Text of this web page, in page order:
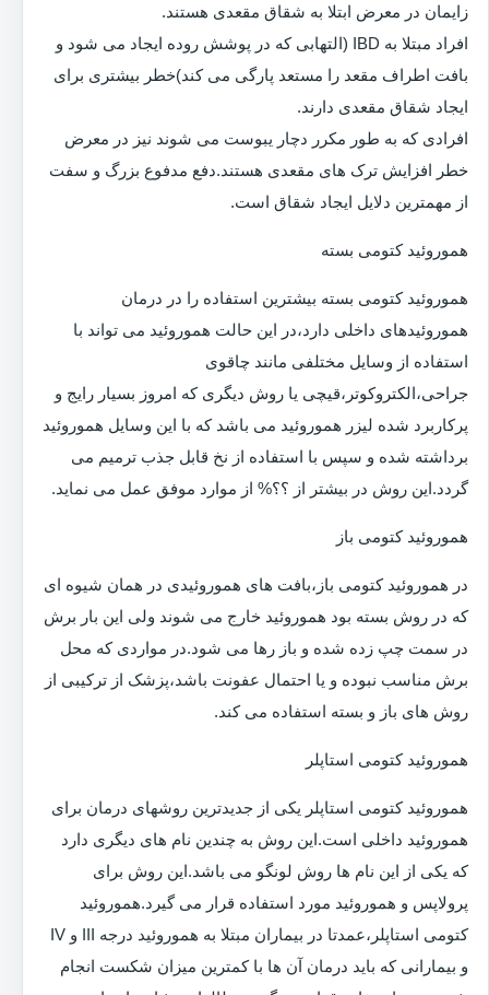
زایمان در معرض ابتلا به شقاق مقعدی هستند.
افراد مبتلا به IBD (التهابی که در پوشش روده ایجاد می شود و
بافت اطراف مقعد را مستعد پارگی می کند)خطر بیشتری برای
ایجاد شقاق مقعدی دارند.
افرادی که به طور مکرر دچار یبوست می شوند نیز در معرض
خطر افزایش ترک های مقعدی هستند.دفع مدفوع بزرگ و سفت
از مهمترین دلایل ایجاد شقاق است.
هموروئید کتومی بسته
هموروئید کتومی بسته بیشترین استفاده را در درمان
هموروئیدهای داخلی دارد،در این حالت هموروئید می تواند با
استفاده از وسایل مختلفی مانند چاقوی
جراحی،الکتروکوتر،قیچی یا روش دیگری که امروز بسیار رایج و
پرکاربرد شده لیزر هموروئید می باشد که با این وسایل هموروئید
برداشته شده و سپس با استفاده از نخ قابل جذب ترمیم می
گردد.این روش در بیشتر از ؟؟% از موارد موفق عمل می نماید.
هموروئید کتومی باز
در هموروئید کتومی باز،بافت های هموروئیدی در همان شیوه ای
که در روش بسته بود هموروئید خارج می شوند ولی این بار برش
در سمت چپ زده شده و باز رها می شود.در مواردی که محل
برش مناسب نبوده و یا احتمال عفونت باشد،پزشک از ترکیبی از
روش های باز و بسته استفاده می کند.
هموروئید کتومی استاپلر
هموروئید کتومی استاپلر یکی از جدیدترین روشهای درمان برای
هموروئید داخلی است.این روش به چندین نام های دیگری دارد
که یکی از این نام ها روش لونگو می باشد.این روش برای
پرولاپس و هموروئید مورد استفاده قرار می گیرد.هموروئید
کتومی استاپلر،عمدتا در بیماران مبتلا به هموروئید درجه III و IV
و بیمارانی که باید درمان آن ها با کمترین میزان شکست انجام